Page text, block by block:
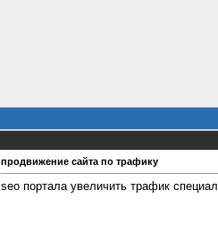
продвижение сайта по трафику
seo портала увеличить трафик